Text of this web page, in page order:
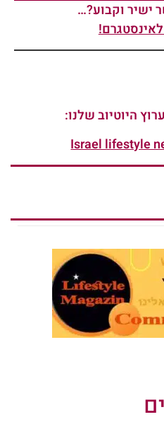
ישיר וקבוע?…
היוטיוב שלנו:
Israel lifestyle